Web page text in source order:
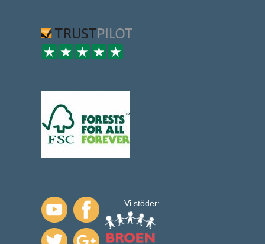
Vi stöder: